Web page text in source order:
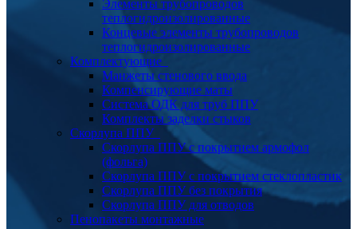
Элементы трубопроводов
теплогидроизолированные
Концевые элементы трубопроводов
теплогидроизолированные
Комплектующие
Манжеты стенового ввода
Компенсирующие маты
Система ОДК для труб ППУ
Комплекты заделки стыков
Скорлупа ППУ
Скорлупа ППУ с покрытием армофол
(фольга)
Скорлупа ППУ с покрытием стеклопластик
Скорлупа ППУ без покрытия
Скорлупа ППУ для отводов
Пенопакеты монтажные